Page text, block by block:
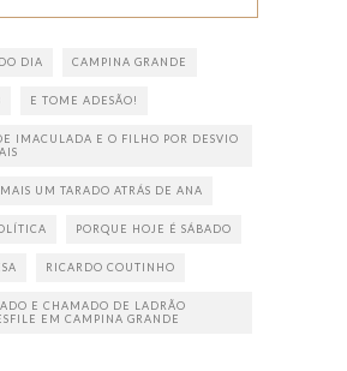
DIA CAMPINA GRANDE
E TOME ADESÃO!
IMACULADA E O FILHO POR DESVIO
MAIS UM TARADO ATRÁS DE ANA
PORQUE HOJE É SÁBADO
RICARDO COUTINHO
E CHAMADO DE LADRÃO
EM CAMPINA GRANDE